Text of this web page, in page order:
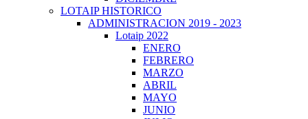
LOTAIP HISTORICO
ADMINISTRACION 2019 - 2023
Lotaip 2022
ENERO
FEBRERO
MARZO
ABRIL
MAYO
JUNIO